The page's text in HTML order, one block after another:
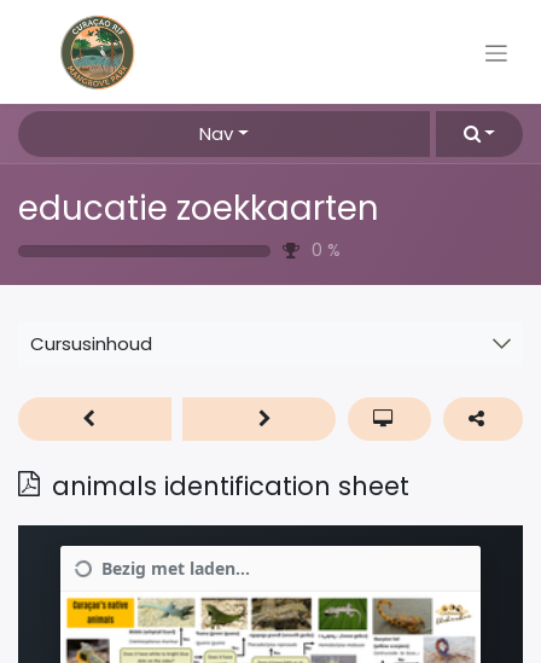
Nav
educatie zoekkaarten
0 %
Cursusinhoud
animals identification sheet